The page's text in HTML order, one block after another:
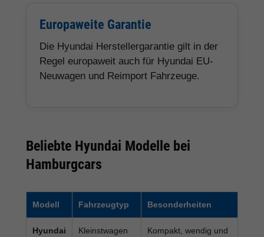
Europaweite Garantie
Die Hyundai Herstellergarantie gilt in der
Regel europaweit auch für Hyundai EU-
Neuwagen und Reimport Fahrzeuge.
Beliebte Hyundai Modelle bei
Hamburgcars
Modell Fahrzeugtyp Besonderheiten
Hyundai
Kleinstwagen
Kompakt, wendig und